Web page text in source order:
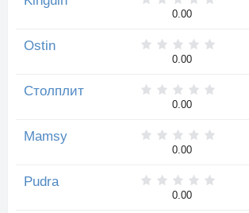
0.00
Ostin
0.00
Столплит
0.00
Mamsy
0.00
Pudra
0.00